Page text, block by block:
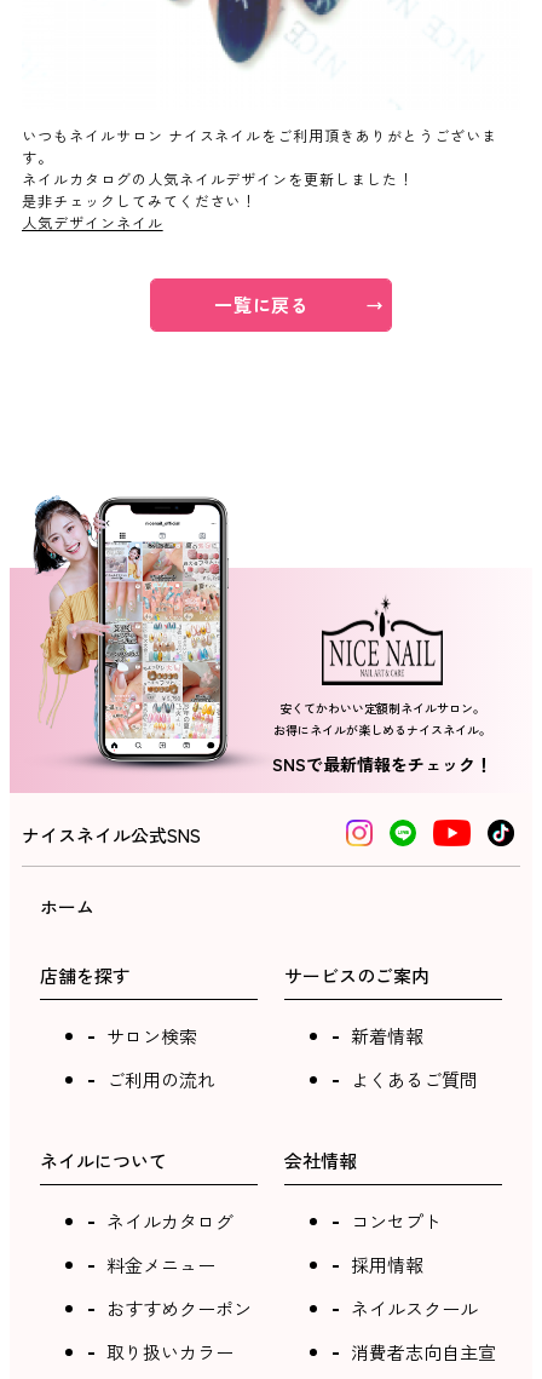
新着情報
採用情報
いつもネイルサロン ナイスネイルをご利用頂きありがとうございま
す。
ネイルカタログの人気ネイルデザインを更新しました！
是非チェックしてみてください！
人気デザインネイル
一覧に戻る
安くてかわいい定額制ネイルサロン。
お得にネイルが楽しめるナイスネイル。
SNSで最新情報をチェック！
ナイスネイル公式SNS
ホーム
店舗を探す
サロン検索
ご利用の流れ
サービスのご案内
新着情報
よくあるご質問
ネイルについて
ネイルカタログ
料金メニュー
おすすめクーポン
取り扱いカラー
会社情報
コンセプト
採用情報
ネイルスクール
消費者志向自主宣